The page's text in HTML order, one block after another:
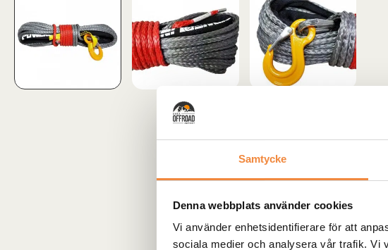
Samtycke
Denna webbplats använder cookies
Vi använder enhetsidentifierare för att
sociala medier och analysera vår trafik. Vi